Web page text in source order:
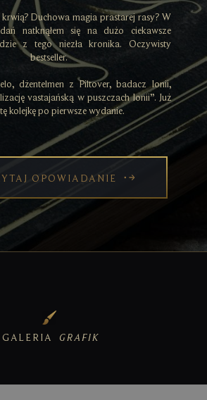
Duchowa magia prastarej rasy? W
natknąłem się na dużo ciekawsze
z tego niezła kronika. Oczywisty
bestseller.
dżentelmen z Piltover, badacz Ionii,
vastajańską w puszczach Ionii”. Już
kolejkę po pierwsze wydanie.
OPOWIADANIE
GALERIA GRAFIK